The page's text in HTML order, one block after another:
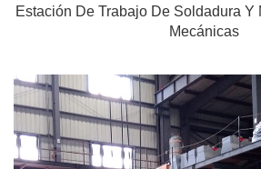
Estación De Trabajo De Soldadura Y
Mecánicas